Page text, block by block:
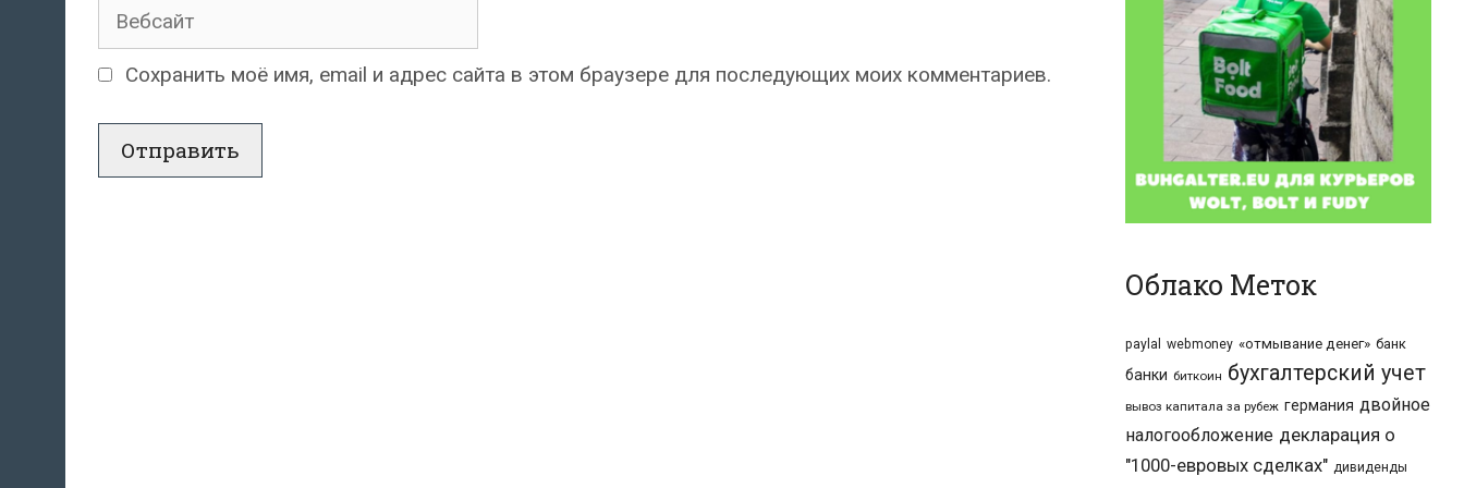
Вебсайт
Сохранить моё имя, email и адрес сайта в этом браузере для последующих моих комментариев.
Облако Меток
paylal webmoney «отмывание денег» банк
банки биткоин бухгалтерский учет
вывоз капитала за рубеж германия двойное
налогообложение декларация о
"1000-евровых сделках" дивиденды